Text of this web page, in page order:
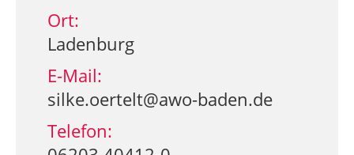
Ort:
Ladenburg
E-Mail:
silke.oertelt@awo-baden.de
Telefon: